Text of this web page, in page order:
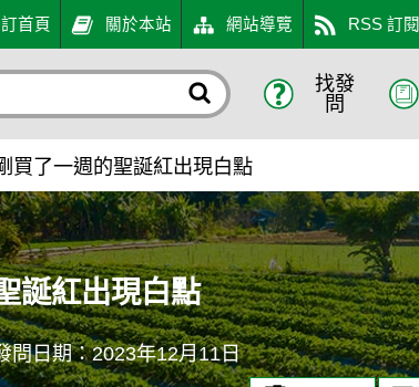
業知識入口網
訂首頁 關於本站 網站導覽 RSS 訂閱
找發
問
買了一週的聖誕紅出現白點
誕紅出現白點
問日期：2023年12月11日